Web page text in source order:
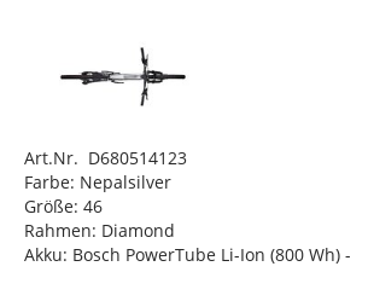
Art.Nr. D680514123
Farbe: Nepalsilver
Größe: 46
Rahmen: Diamond
Akku: Bosch PowerTube Li-Ion (800 Wh) -